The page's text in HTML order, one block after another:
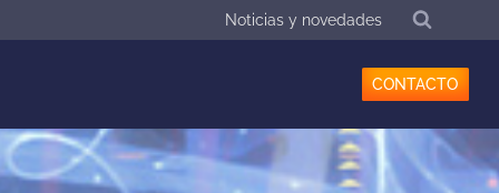
Noticias y novedades
CONTACTO